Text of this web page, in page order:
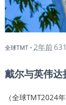
全球TMT • 2年前
戴尔与英伟
（全球TMT2024